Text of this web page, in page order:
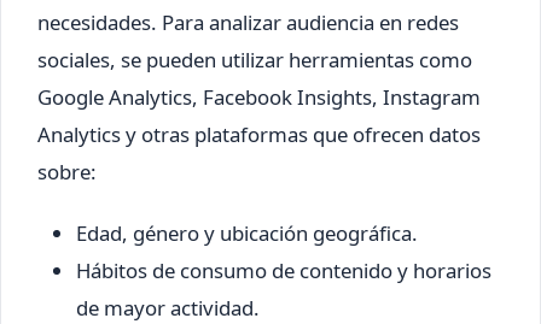
necesidades. Para analizar audiencia en redes
sociales, se pueden utilizar herramientas como
Google Analytics, Facebook Insights, Instagram
Analytics y otras plataformas que ofrecen datos
sobre:
Edad, género y ubicación geográfica.
Hábitos de consumo de contenido y horarios
de mayor actividad.